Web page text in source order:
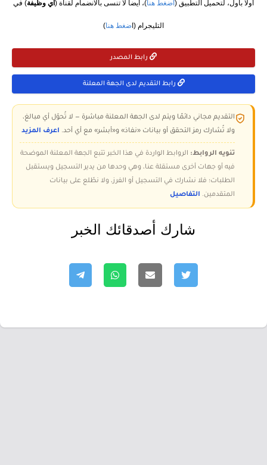
أولاً بأول، لتحميل التطبيق ( اضغط هنا)، أيضاً لا تنسى بالانضمام لقناة ( أي وظيفة) في
التليجرام (ا ضغط هنا)
رابط المصدر
رابط التقديم لدى الجهة المعلنة
التقديم مجاني دائمًا ويتم لدى الجهة المعلنة مباشرة — لا تُحوّل أي مبالغ،
ولا تُشارك رمز التحقق أو بيانات «نفاذ» و«أبشر» مع أي أحد. اعرف المزيد
تنويه الروابط: الروابط الواردة في هذا الخبر تتبع الجهة المعلنة الموضحة
فيه أو جهات أخرى مستقلة عنا، وهي وحدها من يدير التسجيل ويستقبل
الطلبات؛ فلا نشارك في التسجيل أو الفرز، ولا نطّلع على بيانات
المتقدمين. التفاصيل
شارك أصدقائك الخبر